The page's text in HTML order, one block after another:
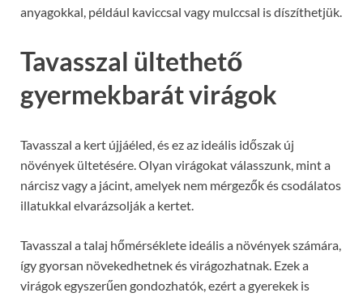
anyagokkal, például kaviccsal vagy mulccsal is díszíthetjük.
Tavasszal ültethető
gyermekbarát virágok
Tavasszal a kert újjáéled, és ez az ideális időszak új
növények ültetésére. Olyan virágokat válasszunk, mint a
nárcisz vagy a jácint, amelyek nem mérgezők és csodálatos
illatukkal elvarázsolják a kertet.
Tavasszal a talaj hőmérséklete ideális a növények számára,
így gyorsan növekedhetnek és virágozhatnak. Ezek a
virágok egyszerűen gondozhatók, ezért a gyerekek is